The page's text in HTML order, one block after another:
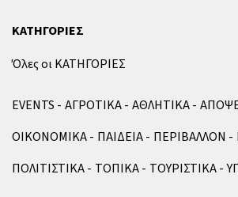
ΚΑΤΗΓΟΡΙΕΣ
Όλες οι ΚΑΤΗΓΟΡΙΕΣ
EVENTS ΑΓΡΟΤΙΚΑ ΑΘΛΗΤΙΚΑ
ΟΙΚΟΝΟΜΙΚΑ
ΠΑΙΔΕΙΑ ΠΕΡΙΒΑΛΛΟΝ
ΠΟΛΙΤΙΣΤΙΚΑ
ΤΟΠΙΚΑ ΤΟΥΡΙΣΤΙΚΑ